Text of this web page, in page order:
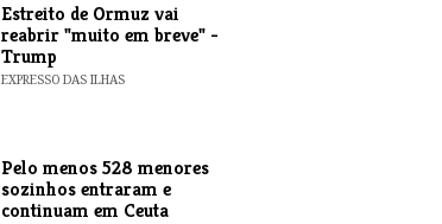
Estreito de Ormuz vai
reabrir "muito em breve" -
Trump
EXPRESSO DAS ILHAS
Pelo menos 528 menores
sozinhos entraram e
continuam em Ceuta